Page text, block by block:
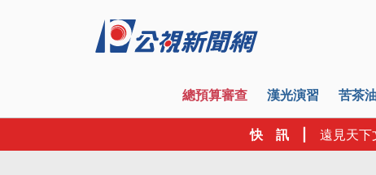
總預算審查 漢光演習 苦茶
快 訊 遠見天